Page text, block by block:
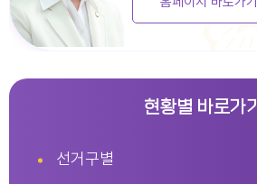
현황별 바로가기
선거구별